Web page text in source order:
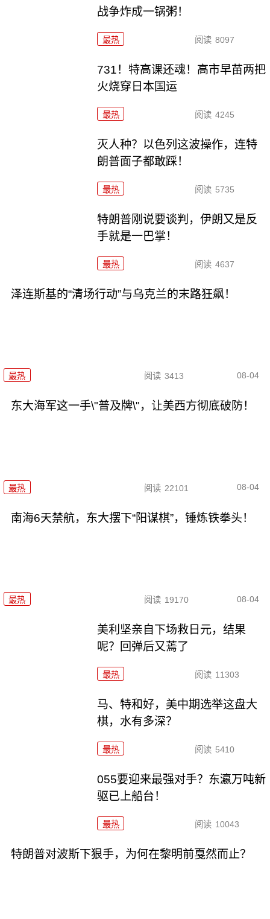
战争炸成一锅粥！
最热 阅读 8097
731！特高课还魂！高市早苗两把
火烧穿日本国运
最热 阅读 4245
灭人种？以色列这波操作，连特
朗普面子都敢踩！
最热 阅读 5735
特朗普刚说要谈判，伊朗又是反
手就是一巴掌！
最热 阅读 4637
泽连斯基的“清场行动”与乌克兰的末路狂飙！
最热 阅读 3413 08-04
东大海军这一手\"普及牌\"，让美西方彻底破防！
最热 阅读 22101 08-04
南海6天禁航，东大摆下“阳谋棋”，锤炼铁拳头！
最热 阅读 19170 08-04
美利坚亲自下场救日元，结果
呢？回弹后又蔫了
最热 阅读 11303
马、特和好，美中期选举这盘大
棋，水有多深？
最热 阅读 5410
055要迎来最强对手？东瀛万吨新
驱已上船台！
最热 阅读 10043
特朗普对波斯下狠手，为何在黎明前戛然而止？